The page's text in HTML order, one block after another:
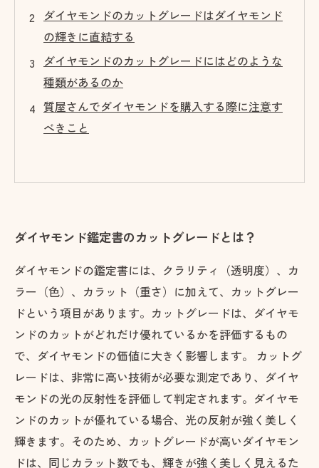
ダイヤモンドのカットグレードはダイヤモンド
の輝きに直結する
ダイヤモンドのカットグレードにはどのような
種類があるのか
質屋さんでダイヤモンドを購入する際に注意す
べきこと
ダイヤモンド鑑定書のカットグレードとは？
ダイヤモンドの鑑定書には、クラリティ（透明度）、カ
ラー（色）、カラット（重さ）に加えて、カットグレー
ドという項目があります。カットグレードは、ダイヤモ
ンドのカットがどれだけ優れているかを評価するもの
で、ダイヤモンドの価値に大きく影響します。 カットグ
レードは、非常に高い技術が必要な測定であり、ダイヤ
モンドの光の反射性を評価して判定されます。ダイヤモ
ンドのカットが優れている場合、光の反射が強く美しく
輝きます。そのため、カットグレードが高いダイヤモン
ドは、同じカラット数でも、輝きが強く美しく見えるた